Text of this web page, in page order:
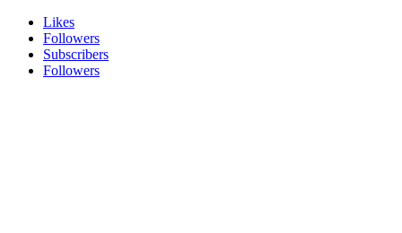
Likes
Followers
Subscribers
Followers